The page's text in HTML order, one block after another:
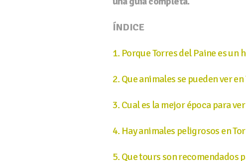
ÍNDICE
1. Porque Torres del Paine es un
2. Que animales se pueden ver
3. Cual es la mejor época para
4. Hay animales peligrosos en
5. Que tours son recomendados